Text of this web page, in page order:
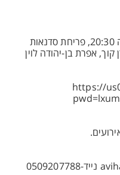
אירוע קרוב ללא תשלום: 19.12 בשעה 20:30, פריחת סדנאות
אפרת בן-יהודה לוין
https://